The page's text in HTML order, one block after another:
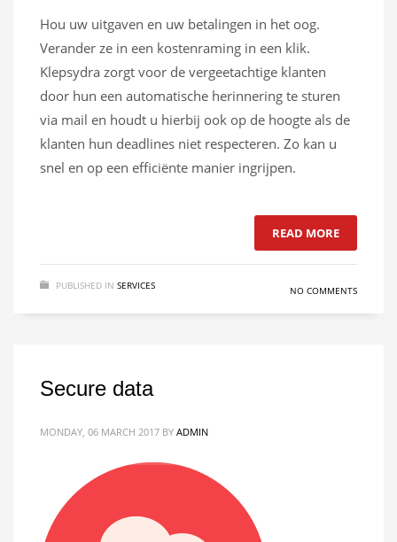
Hou uw uitgaven en uw betalingen in het oog.
Verander ze in een kostenraming in een klik.
Klepsydra zorgt voor de vergeetachtige klanten
door hun een automatische herinnering te sturen
via mail en houdt u hierbij ook op de hoogte als de
klanten hun deadlines niet respecteren. Zo kan u
snel en op een efficiënte manier ingrijpen.
READ MORE
PUBLISHED IN SERVICES NO COMMENTS
Secure data
MONDAY, 06 MARCH 2017 BY ADMIN